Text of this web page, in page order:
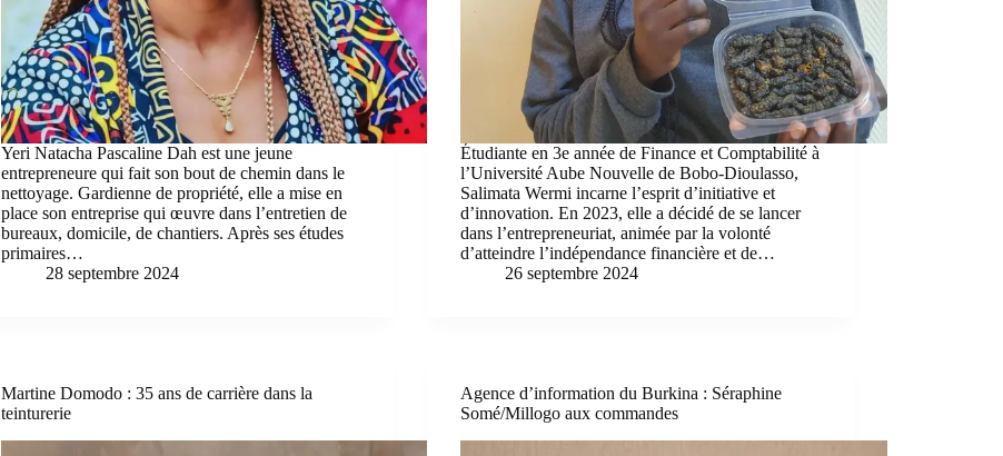
Yeri Natacha Pascaline Dah est une jeune
entrepreneure qui fait son bout de chemin dans le
nettoyage. Gardienne de propriété, elle a mise en
place son entreprise qui œuvre dans l’entretien de
bureaux, domicile, de chantiers. Après ses études
primaires…
28 septembre 2024
Étudiante en 3e année de Finance et Comptabilité à
l’Université Aube Nouvelle de Bobo-Dioulasso,
Salimata Wermi incarne l’esprit d’initiative et
d’innovation. En 2023, elle a décidé de se lancer
dans l’entrepreneuriat, animée par la volonté
d’atteindre l’indépendance financière et de…
26 septembre 2024
Martine Domodo : 35 ans de carrière dans la
teinturerie
Agence d’information du Burkina : Séraphine
Somé/Millogo aux commandes